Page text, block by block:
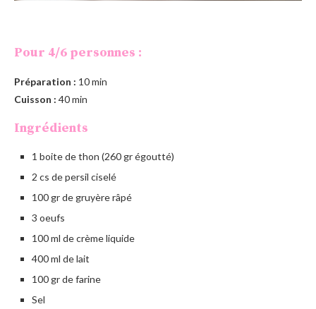
Pour 4/6 personnes :
Préparation : 10 min
Cuisson : 40 min
Ingrédients
1 boite de thon (260 gr égoutté)
2 cs de persil ciselé
100 gr de gruyère râpé
3 oeufs
100 ml de crème liquide
400 ml de lait
100 gr de farine
Sel